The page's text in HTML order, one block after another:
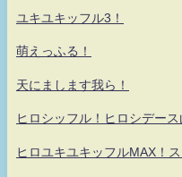
ユキユキッフル3！
萌えっふる！
天にまします我ら！
ヒロシッフル！ヒロシデー
ヒロユキユキッフルMAX！